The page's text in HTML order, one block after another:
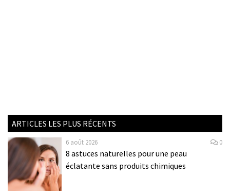
ARTICLES LES PLUS RÉCENTS
6 août 2026 0
8 astuces naturelles pour une peau
éclatante sans produits chimiques